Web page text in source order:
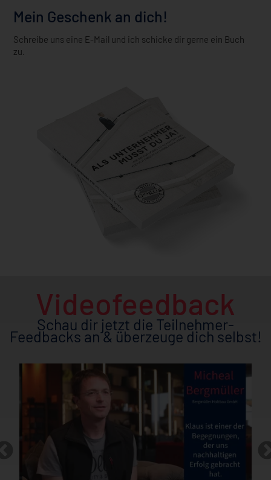
Mein Geschenk an dich!
Schreibe uns eine E-Mail und ich schicke dir gerne ein Buch
zu.
Videofeedback
Schau dir jetzt die Teilnehmer-
Feedbacks an & überzeuge dich selbst!